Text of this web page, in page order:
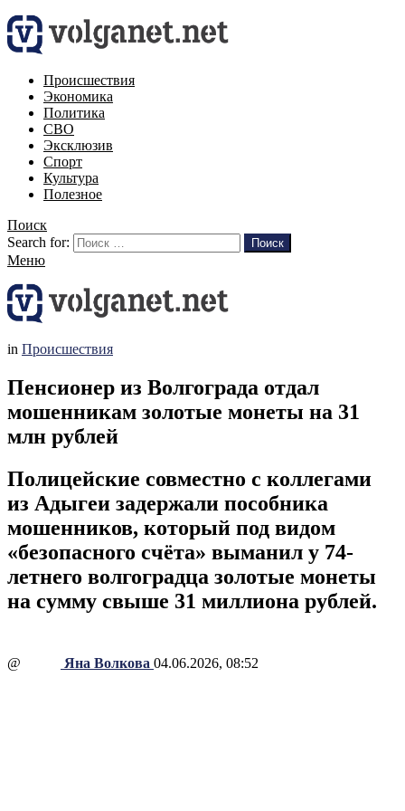
Происшествия
Экономика
Политика
СВО
Эксклюзив
Спорт
Культура
Полезное
Поиск
Search for:
Поиск
Меню
in Происшествия
Пенсионер из Волгограда отдал
мошенникам золотые монеты на 31
млн рублей
Полицейские совместно с коллегами
из Адыгеи задержали пособника
мошенников, который под видом
«безопасного счёта» выманил у 74-
летнего волгоградца золотые монеты
на сумму свыше 31 миллиона рублей.
@ Яна Волкова 04.06.2026, 08:52